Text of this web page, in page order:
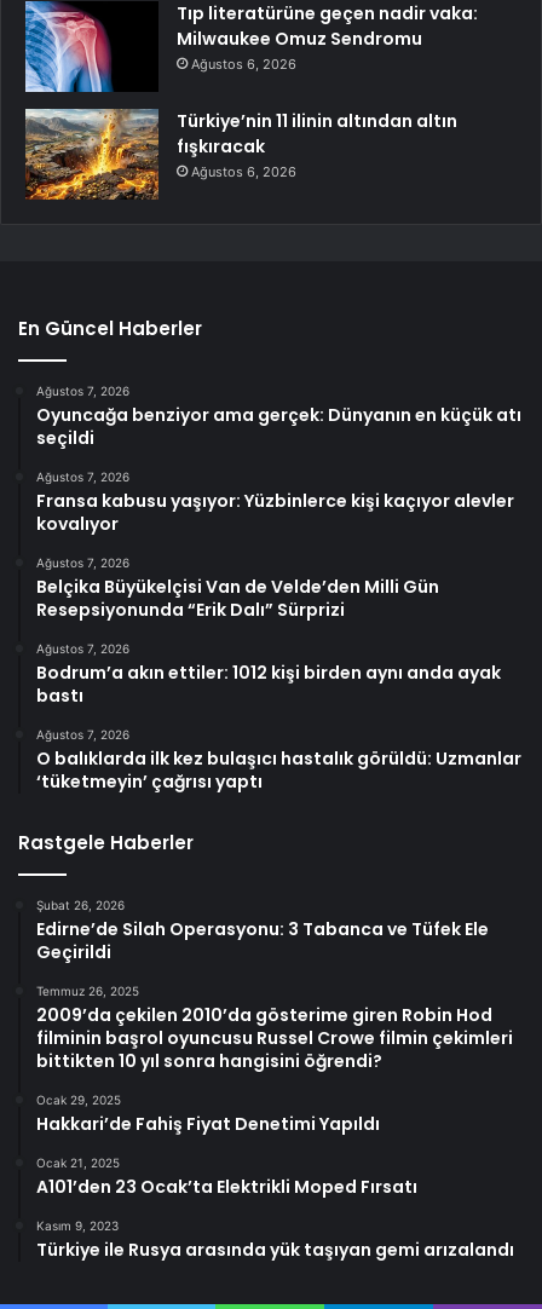
Tıp literatürüne geçen nadir vaka:
Milwaukee Omuz Sendromu
Ağustos 6, 2026
Türkiye’nin 11 ilinin altından altın
fışkıracak
Ağustos 6, 2026
En Güncel Haberler
Ağustos 7, 2026
Oyuncağa benziyor ama gerçek: Dünyanın en küçük atı
seçildi
Ağustos 7, 2026
Fransa kabusu yaşıyor: Yüzbinlerce kişi kaçıyor alevler
kovalıyor
Ağustos 7, 2026
Belçika Büyükelçisi Van de Velde’den Milli Gün
Resepsiyonunda “Erik Dalı” Sürprizi
Ağustos 7, 2026
Bodrum’a akın ettiler: 1012 kişi birden aynı anda ayak
bastı
Ağustos 7, 2026
O balıklarda ilk kez bulaşıcı hastalık görüldü: Uzmanlar
‘tüketmeyin’ çağrısı yaptı
Rastgele Haberler
Şubat 26, 2026
Edirne’de Silah Operasyonu: 3 Tabanca ve Tüfek Ele
Geçirildi
Temmuz 26, 2025
2009’da çekilen 2010’da gösterime giren Robin Hod
filminin başrol oyuncusu Russel Crowe filmin çekimleri
bittikten 10 yıl sonra hangisini öğrendi?
Ocak 29, 2025
Hakkari’de Fahiş Fiyat Denetimi Yapıldı
Ocak 21, 2025
A101’den 23 Ocak’ta Elektrikli Moped Fırsatı
Kasım 9, 2023
Türkiye ile Rusya arasında yük taşıyan gemi arızalandı